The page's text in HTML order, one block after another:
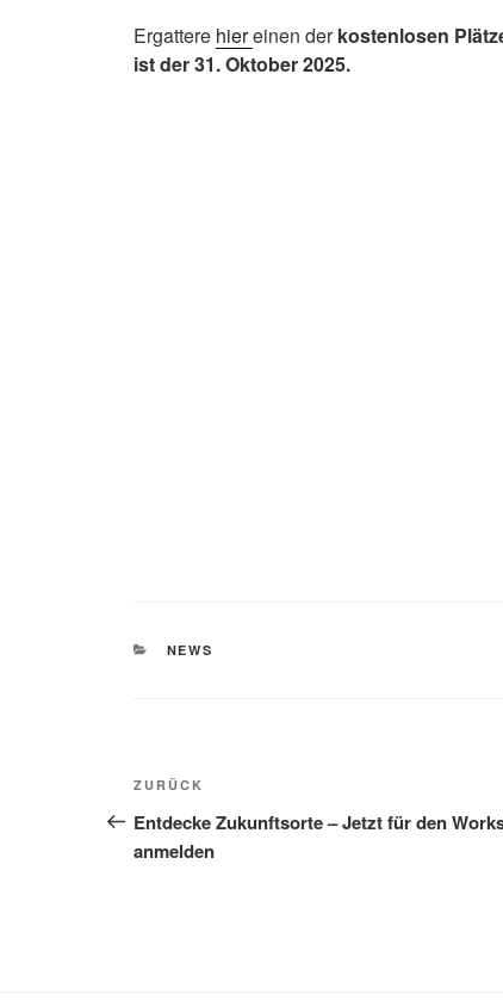
Ergattere hiereinen derkostenlosen
ist der 31. Oktober 2025.
KATEGORIEN
NEWS
Beitragsnavigation
Vorheriger
Beitrag
ZURÜCK
Entdecke Zukunftsorte – Jetzt für den
anmelden